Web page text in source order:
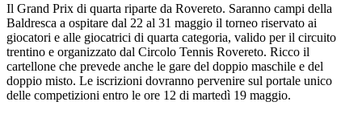
Il Grand Prix di quarta riparte da Rovereto. Saranno campi della
Baldresca a ospitare dal 22 al 31 maggio il torneo riservato ai
giocatori e alle giocatrici di quarta categoria, valido per il circuito
trentino e organizzato dal Circolo Tennis Rovereto. Ricco il
cartellone che prevede anche le gare del doppio maschile e del
doppio misto. Le iscrizioni dovranno pervenire sul portale unico
delle competizioni entro le ore 12 di martedì 19 maggio.